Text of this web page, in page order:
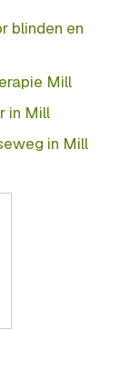
blinden en
Mill
in Mill
in Mill